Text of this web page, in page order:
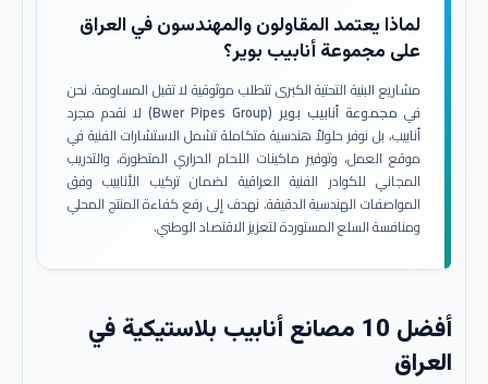
لماذا يعتمد المقاولون والمهندسون في العراق
على مجموعة أنابيب بوير؟
مشاريع البنية التحتية الكبرى تتطلب موثوقية لا تقبل المساومة. نحن
في مجموعة أنابيب بوير (Bwer Pipes Group)
لا نقدم مجرد
أنابيب، بل نوفر حلولاً هندسية متكاملة تشمل الاستشارات الفنية في
موقع العمل، وتوفير ماكينات اللحام الحراري المتطورة، والتدريب
المجاني للكوادر الفنية العراقية لضمان تركيب الأنابيب وفق
المواصفات الهندسية الدقيقة. نهدف إلى رفع كفاءة المنتج المحلي
ومنافسة السلع المستوردة لتعزيز الاقتصاد الوطني.
أفضل 10 مصانع أنابيب بلاستيكية في
العراق